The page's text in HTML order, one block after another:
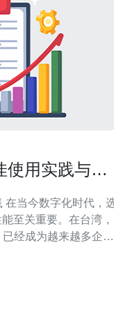
使用实践与案
至关重要。在台湾，
经成为越来越多企业
利用这项技术。 以